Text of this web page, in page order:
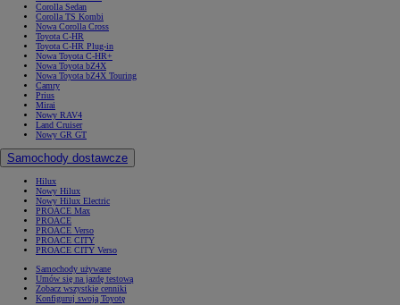
Corolla Sedan
Corolla TS Kombi
Nowa Corolla Cross
Toyota C-HR
Toyota C-HR Plug-in
Nowa Toyota C-HR+
Nowa Toyota bZ4X
Nowa Toyota bZ4X Touring
Camry
Prius
Mirai
Nowy RAV4
Land Cruiser
Nowy GR GT
Samochody dostawcze
Hilux
Nowy Hilux
Nowy Hilux Electric
PROACE Max
PROACE
PROACE Verso
PROACE CITY
PROACE CITY Verso
Samochody używane
Umów się na jazdę testową
Zobacz wszystkie cenniki
Konfiguruj swoją Toyotę